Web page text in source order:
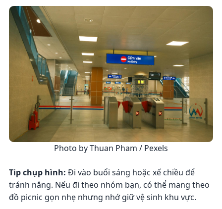
Photo by Thuan Pham / Pexels
Tip chụp hình: Đi vào buổi sáng hoặc xế chiều để
tránh nắng. Nếu đi theo nhóm bạn, có thể mang theo
đồ picnic gọn nhẹ nhưng nhớ giữ vệ sinh khu vực.